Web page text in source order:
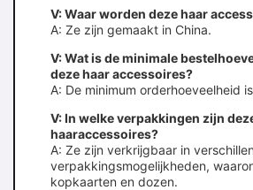
V: Waar worden deze haar
A: Ze zijn gemaakt in China.
V: Wat is de minimale
deze haar accessoires?
A: De minimum orderhoeveelheid
V: In welke verpakkingen zijn
haaraccessoires?
A: Ze zijn verkrijgbaar in
verpakkingsmogelijkheden,
kopkaarten en dozen.